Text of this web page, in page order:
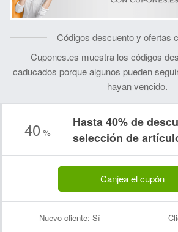
Códigos descuento y ofertas
Cupones.es muestra los códigos
caducados porque algunos pueden
hayan vencido.
40 %
Hasta 40% de
selección de
Canjea el cupón
Nuevo cliente: Sí